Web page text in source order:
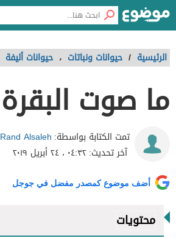
الرئيسية / حيوانات ونباتات ، حيوانات أليفة
ما صوت البقرة
تمت الكتابة بواسطة: Rand Alsaleh
آخر تحديث:٠٤:٣٢ ، ٢٤ أبريل ٢٠١٩
أضف موضوع كمصدر مفضل في جوجل
محتويات